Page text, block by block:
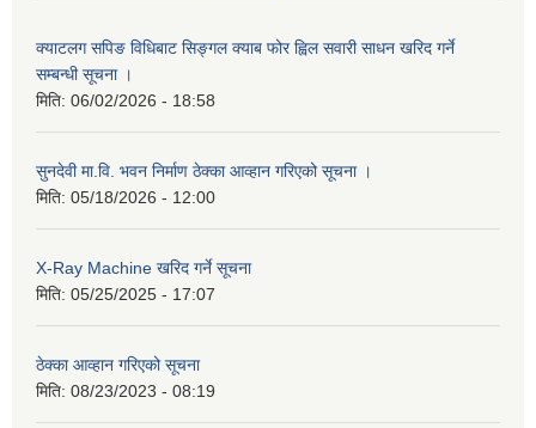
क्याटलग सपिङ विधिबाट सिङ्गल क्याब फोर ह्विल सवारी साधन खरिद गर्ने
सम्बन्धी सूचना ।
मिति: 06/02/2026 - 18:58
सुनदेवी मा.वि. भवन निर्माण ठेक्का आव्हान गरिएको सूचना ।
मिति: 05/18/2026 - 12:00
X-Ray Machine खरिद गर्ने सूचना
मिति: 05/25/2025 - 17:07
ठेक्का आव्हान गरिएको सूचना
मिति: 08/23/2023 - 08:19